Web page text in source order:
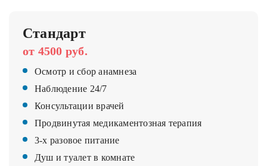
Стандарт
от 4500 руб.
Осмотр и сбор анамнеза
Наблюдение 24/7
Консультации врачей
Продвинутая медикаментозная терапия
3-х разовое питание
Душ и туалет в комнате